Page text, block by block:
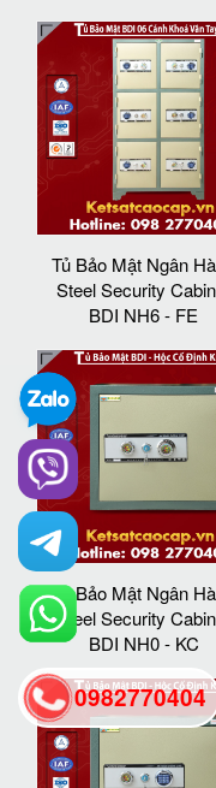
Tủ Bảo Mật Ngân
Steel Security
BDI NH6 - FE
Tủ Bảo Mật Ngân
Steel Security
BDI NH0 - KC
0982770404